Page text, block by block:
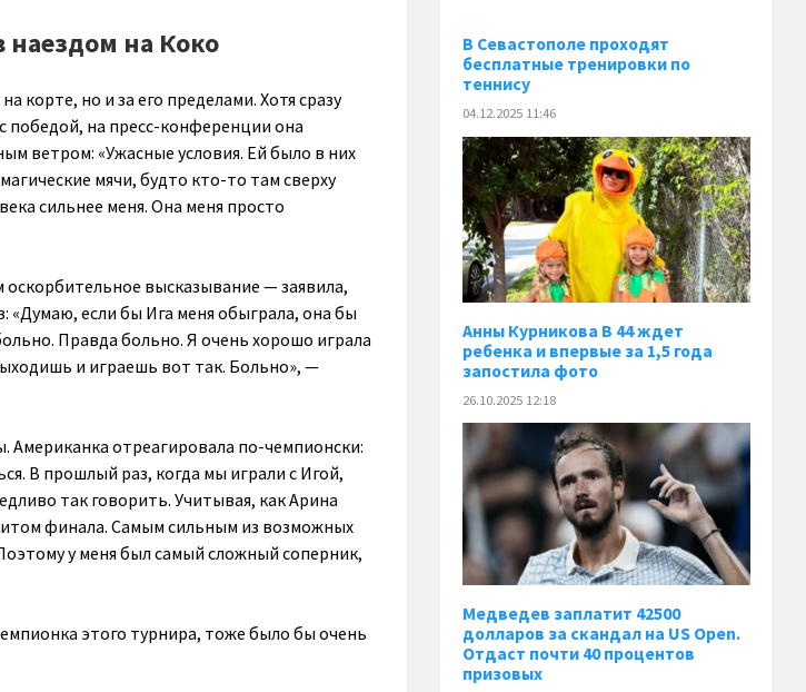
наездом на Коко
корте, но и за его пределами. Хотя сразу
победой, на пресс-конференции она
ветром: «Ужасные условия. Ей было в них
мячи, будто кто-то там сверху
сильнее меня. Она меня просто
оскорбительное высказывание — заявила,
если бы Ига меня обыграла, она бы
Правда больно. Я очень хорошо играла
и играешь вот так. Больно», —
отреагировала по-чемпионски:
В прошлый раз, когда мы играли с Игой,
так говорить. Учитывая, как Арина
финала. Самым сильным из возможных
у меня был самый сложный соперник,
этого турнира, тоже было бы очень
В Севастополе проходят
бесплатные тренировки по
теннису
04.12.2025 11:46
Анны Курникова В 44 ждет
ребенка и впервые за 1,5 года
запостила фото
26.10.2025 12:18
Медведев заплатит 42500
долларов за скандал на US Open.
Отдаст почти 40 процентов
призовых